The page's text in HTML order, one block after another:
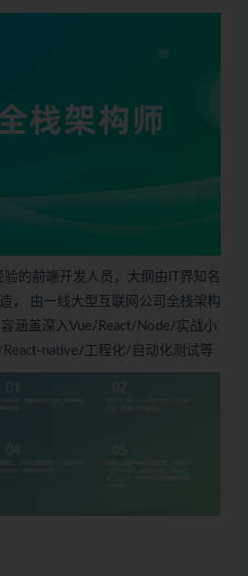
的前端开发人员，大纲由IT界知名
， 由一线大型互联网公司全栈架构
涵盖深入Vue/React/Node/实战小
native/工程化/自动化测试等